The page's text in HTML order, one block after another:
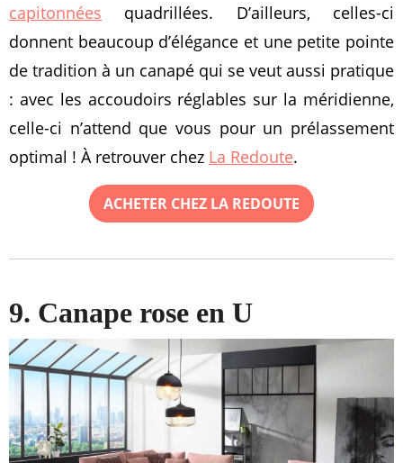
capitonnées quadrillées. D’ailleurs, celles-ci
donnent beaucoup d’élégance et une petite pointe
de tradition à un canapé qui se veut aussi pratique
: avec les accoudoirs réglables sur la méridienne,
celle-ci n’attend que vous pour un prélassement
optimal ! À retrouver chez La Redoute.
ACHETER CHEZ LA REDOUTE
9. Canape rose en U